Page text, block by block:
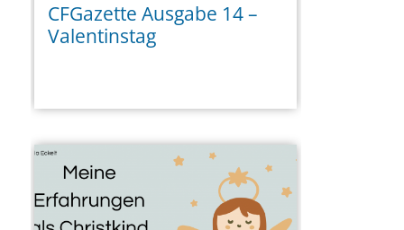
CFGazette Ausgabe 14 –
Valentinstag